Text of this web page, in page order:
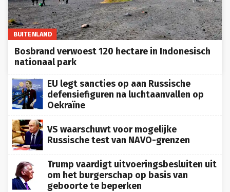
BUITENLAND
Bosbrand verwoest 120 hectare in Indonesisch
nationaal park
EU legt sancties op aan Russische
defensiefiguren na luchtaanvallen op
Oekraïne
VS waarschuwt voor mogelijke
Russische test van NAVO-grenzen
Trump vaardigt uitvoeringsbesluiten uit
om het burgerschap op basis van
geboorte te beperken